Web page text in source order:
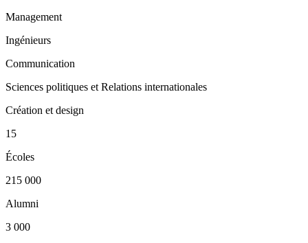
Management
Ingénieurs
Communication
Sciences politiques et Relations internationales
Création et design
15
Écoles
215 000
Alumni
3 000